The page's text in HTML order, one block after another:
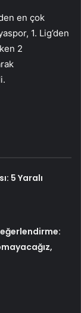
en çok
1. Lig’den
2
5 Yaralı